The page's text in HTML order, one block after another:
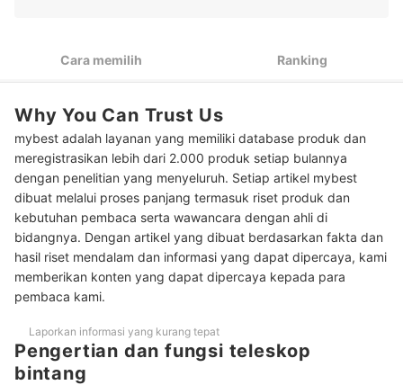
4
5
Untuk penggunaan di luar ruangan, pilih teleskop yang ringan
dan mudah dipasang
6
Cek ketersediaan sistem deteksi otomatis untuk mencari
nebula dan gugus bintang
Peringkat Teleskop Bintang Terbaik
Baca juga rekomendasi perlengkapan outdoor lainnya di sini
Cara memilih Ranking
Why You Can Trust Us
mybest adalah layanan yang memiliki database produk dan
meregistrasikan lebih dari 2.000 produk setiap bulannya
dengan penelitian yang menyeluruh. Setiap artikel mybest
dibuat melalui proses panjang termasuk riset produk dan
kebutuhan pembaca serta wawancara dengan ahli di
bidangnya. Dengan artikel yang dibuat berdasarkan fakta dan
hasil riset mendalam dan informasi yang dapat dipercaya, kami
memberikan konten yang dapat dipercaya kepada para
pembaca kami.
Laporkan informasi yang kurang tepat
Pengertian dan fungsi teleskop
bintang